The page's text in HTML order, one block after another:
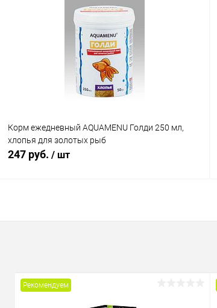
Корм ежедневный AQUAMENU Голди 250 мл,
хлопья для золотых рыб
247 руб. / шт
Рекомендуем